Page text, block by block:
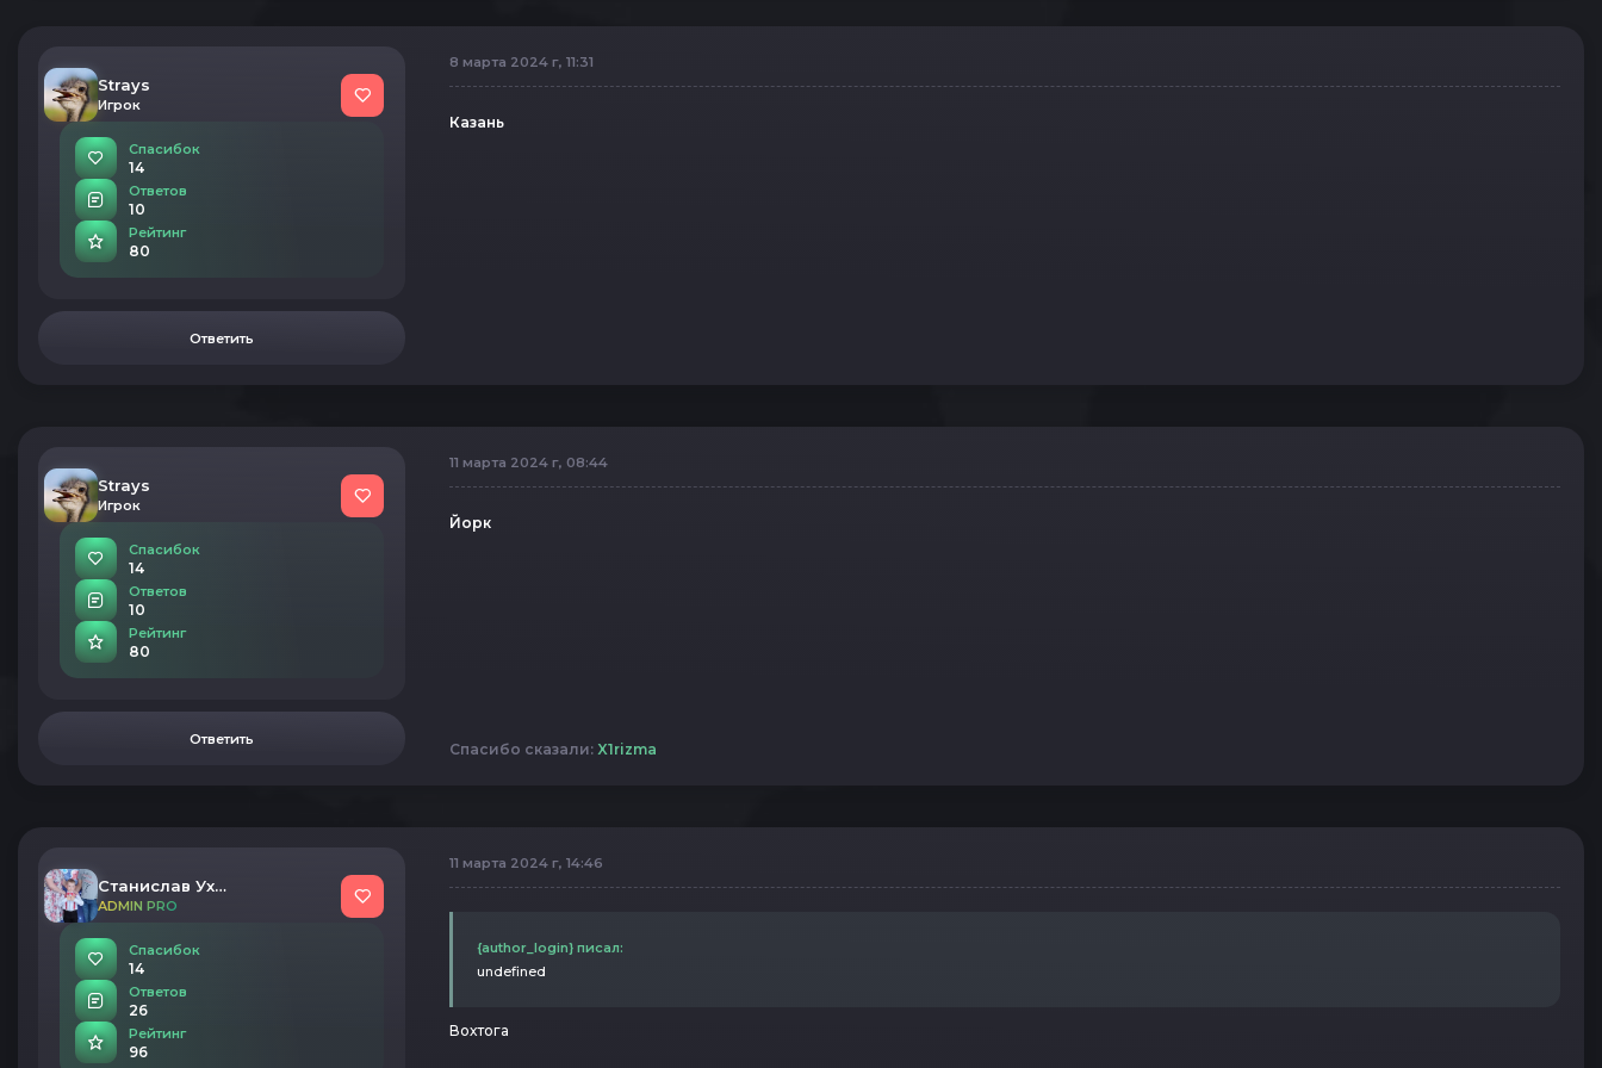
Strays
Игрок
Спасибок
14
Ответов
10
Рейтинг
80
Ответить
8 марта 2024 г, 11:31
Казань
Strays
Игрок
Спасибок
14
Ответов
10
Рейтинг
80
Ответить
11 марта 2024 г, 08:44
Йорк
Спасибо сказали: X1rizma
Станислав Ухалов
ADMIN PRO
Спасибок
14
Ответов
26
Рейтинг
96
11 марта 2024 г, 14:46
{author_login} писал:
undefined
Вохтога